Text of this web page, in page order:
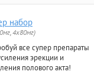
набор
4х80мг)
все супер препараты
эрекции и
полового акта!